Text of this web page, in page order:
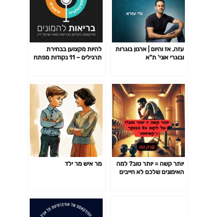
עזה, אז והיום | ארגון בוגרות
ובוגרי אוני' ת"א
להיות מקצוען בבחירת
תרגילים – 11 נקודות מפתח
יותר קשה = יותר טוב? למה
האימונים שלכם לא חייבים
מר איש מר ילד